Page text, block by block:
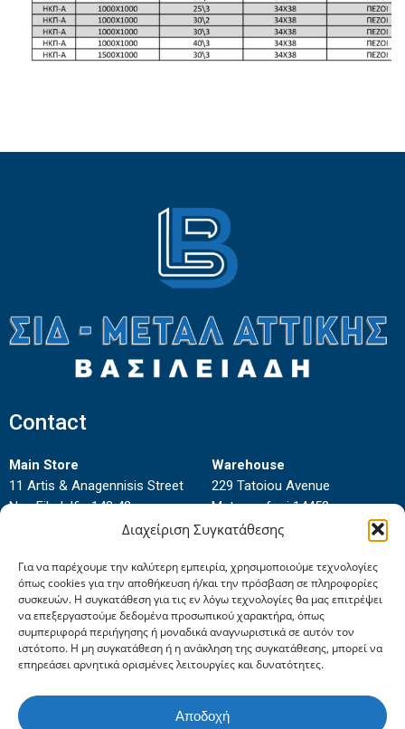
Διαχείριση Συγκατάθεσης
Για να παρέχουμε την καλύτερη εμπειρία, χρησιμοποιούμε τεχνολογίες
όπως cookies για την αποθήκευση ή/και την πρόσβαση σε πληροφορίες
συσκευών. Η συγκατάθεση για τις εν λόγω τεχνολογίες θα μας επιτρέψει
να επεξεργαστούμε δεδομένα προσωπικού χαρακτήρα, όπως
συμπεριφορά περιήγησης ή μοναδικά αναγνωριστικά σε αυτόν τον
ιστότοπο. Η μη συγκατάθεση ή η ανάκληση της συγκατάθεσης, μπορεί να
επηρεάσει αρνητικά ορισμένες λειτουργίες και δυνατότητες.
Αποδοχή
Contact
Main Store
11 Artis & Anagennisis Street
Nea Filadelfia 143 42
2102777138-
Fax:2102797705
Warehouse
229 Tatoiou Avenue
Metamorfosi 14452
Phone:2102833990